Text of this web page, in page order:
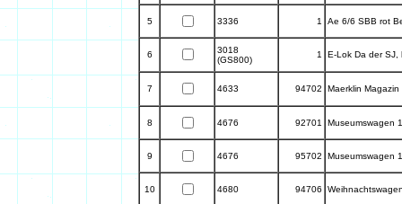
5 3336 1 Ae 6/6 SBB rot
6
3018
(GS800)
1 E-Lok Da der SJ,
7 4633 94702 Maerklin
8 4676 92701 Museumswagen
9 4676 95702 Museumswagen
10 4680 94706